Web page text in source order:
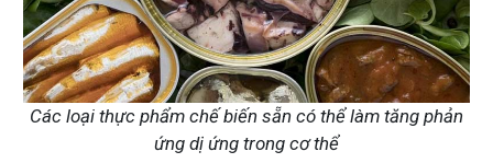
Các loại thực phẩm chế biến sẵn có thể làm tăng phản
ứng dị ứng trong cơ thể